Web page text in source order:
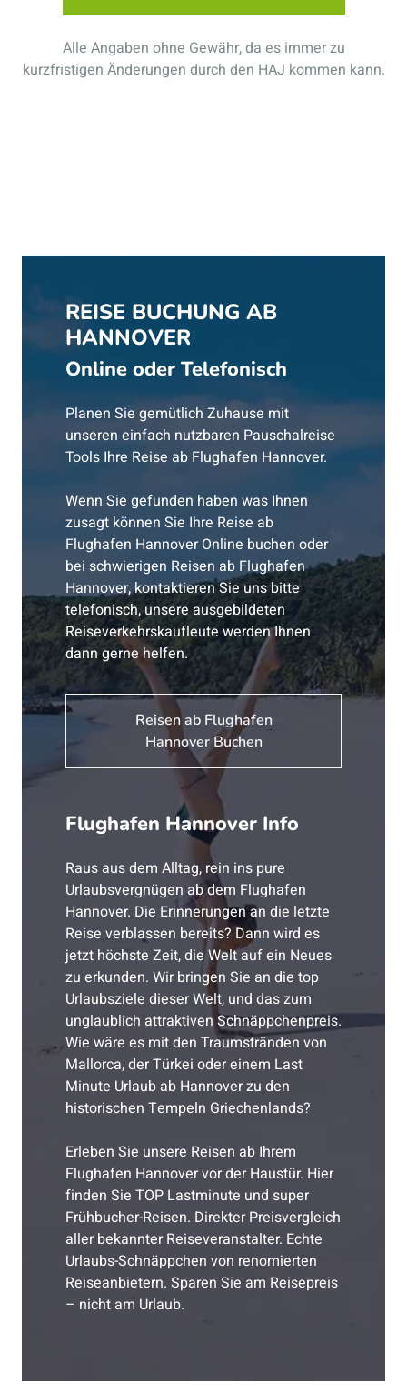
Alle Angaben ohne Gewähr, da es immer zu
kurzfristigen Änderungen durch den HAJ kommen kann.
REISE BUCHUNG AB
HANNOVER
Online oder Telefonisch
Planen Sie gemütlich Zuhause mit
unseren einfach nutzbaren Pauschalreise
Tools Ihre Reise ab Flughafen Hannover.
Wenn Sie gefunden haben was Ihnen
zusagt können Sie Ihre Reise ab
Flughafen Hannover Online buchen oder
bei schwierigen Reisen ab Flughafen
Hannover, kontaktieren Sie uns bitte
telefonisch, unsere ausgebildeten
Reiseverkehrskaufleute werden Ihnen
dann gerne helfen.
Reisen ab Flughafen
Hannover Buchen
Flughafen Hannover Info
Raus aus dem Alltag, rein ins pure
Urlaubsvergnügen ab dem Flughafen
Hannover. Die Erinnerungen an die letzte
Reise verblassen bereits? Dann wird es
jetzt höchste Zeit, die Welt auf ein Neues
zu erkunden. Wir bringen Sie an die top
Urlaubsziele dieser Welt, und das zum
unglaublich attraktiven Schnäppchenpreis.
Wie wäre es mit den Traumstränden von
Mallorca, der Türkei oder einem Last
Minute Urlaub ab Hannover zu den
historischen Tempeln Griechenlands?
Erleben Sie unsere Reisen ab Ihrem
Flughafen Hannover vor der Haustür. Hier
finden Sie TOP Lastminute und super
Frühbucher-Reisen. Direkter Preisvergleich
aller bekannter Reiseveranstalter. Echte
Urlaubs-Schnäppchen von renomierten
Reiseanbietern. Sparen Sie am Reisepreis
– nicht am Urlaub.